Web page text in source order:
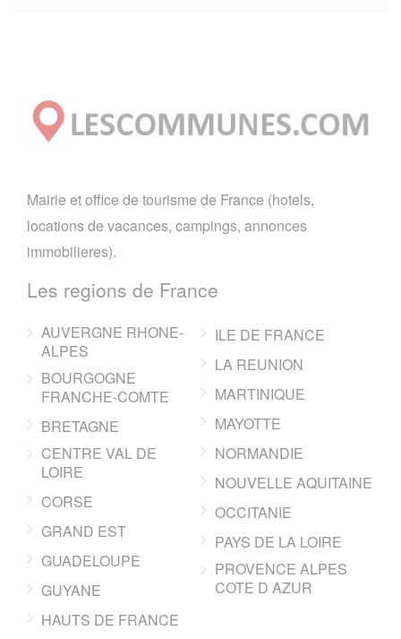
Mairie et office de tourisme de France (hotels,
locations de vacances, campings, annonces
immobilieres).
Les regions de France
AUVERGNE RHONE-
ALPES
BOURGOGNE
FRANCHE-COMTE
BRETAGNE
CENTRE VAL DE
LOIRE
CORSE
GRAND EST
GUADELOUPE
GUYANE
HAUTS DE FRANCE
ILE DE FRANCE
LA REUNION
MARTINIQUE
MAYOTTE
NORMANDIE
NOUVELLE AQUITAINE
OCCITANIE
PAYS DE LA LOIRE
PROVENCE ALPES
COTE D AZUR